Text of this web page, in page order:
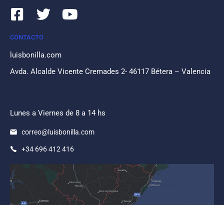
CONTACTO
luisbonilla.com
Avda. Alcalde Vicente Cremades 2- 46117 Bétera – Valencia
Lunes a Viernes de 8 a 14 hs
correo@luisbonilla.com
+34 696 412 416